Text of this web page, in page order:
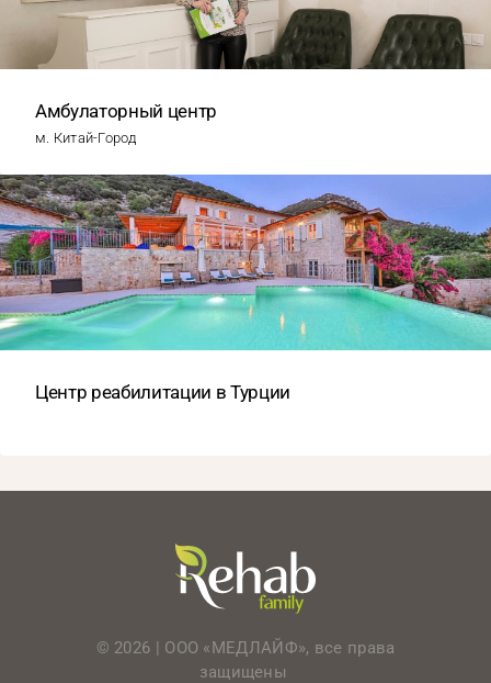
Амбулаторный центр
м. Китай-Город
Центр реабилитации в Турции
© 2026 | ООО «МЕДЛАЙФ», все права
защищены